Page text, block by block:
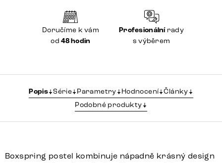
Doručíme k vám
od48 hodin
Profesionálnírady
s výběrem
Popis Série Parametry Hodnocení Články
Podobné produkty
Boxspring postel kombinuje nápadně krásný design